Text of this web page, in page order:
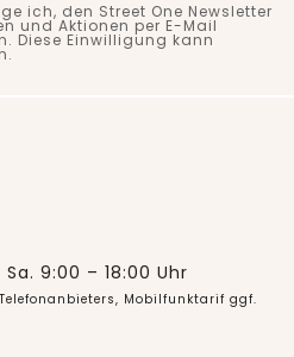
ich, den Street One Newsletter
und Aktionen per E-Mail
Diese Einwilligung kann
9:00 – 18:00 Uhr
Mobilfunktarif ggf.